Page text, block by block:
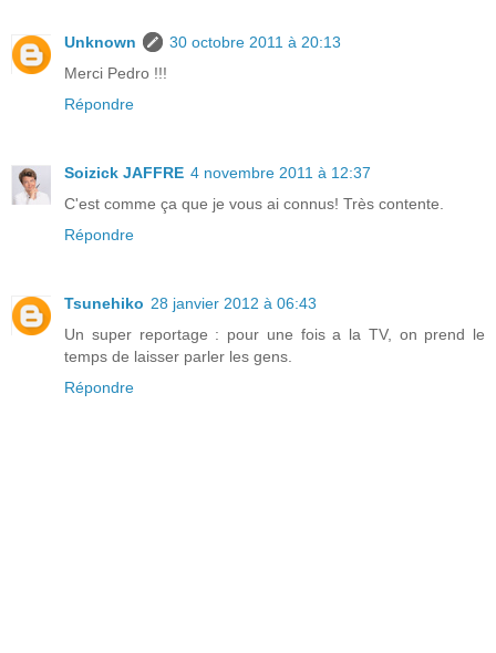
Unknown
30 octobre 2011 à 20:13
Merci Pedro !!!
Répondre
Soizick JAFFRE 4 novembre 2011 à 12:37
C'est comme ça que je vous ai connus! Très contente.
Répondre
Tsunehiko 28 janvier 2012 à 06:43
Un super reportage : pour une fois a la TV, on prend le
temps de laisser parler les gens.
Répondre